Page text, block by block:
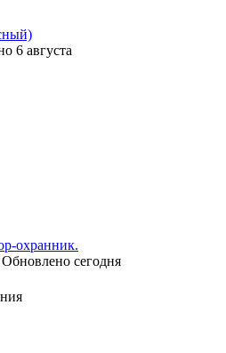
6 августа
охранник.
Обновлено сегодня